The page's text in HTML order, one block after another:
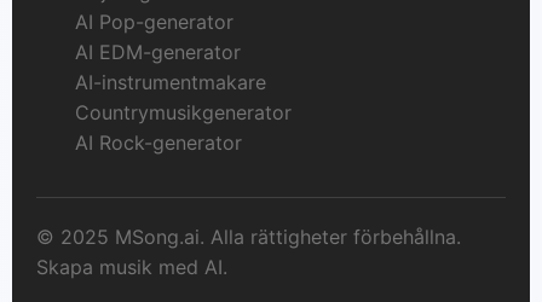
AI Pop-generator
AI EDM-generator
AI-instrumentmakare
Countrymusikgenerator
AI Rock-generator
© 2025 MSong.ai. Alla rättigheter förbehållna.
Skapa musik med AI.